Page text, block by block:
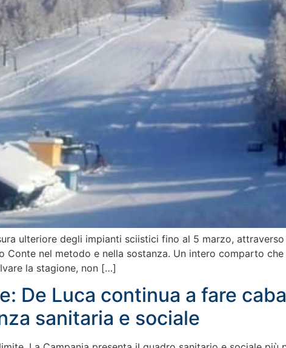
ulteriore degli impianti sciistici fino al 5 marzo,
Conte nel metodo e nella sostanza. Un intero comparto
la stagione, non […]
De Luca continua a fare
sanitaria e sociale